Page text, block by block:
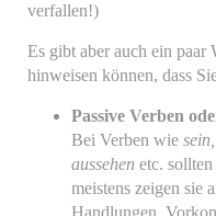
verfallen!)
Es gibt aber auch ein paar
hinweisen können, dass
Passive Verben
Bei Verben wie
aussehen etc.
meistens zeigen sie
Handlungen,